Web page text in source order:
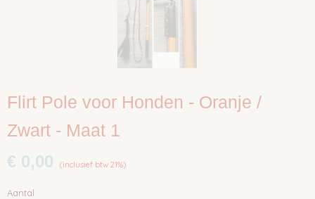
Flirt Pole voor Honden - Oranje /
Zwart - Maat 1
€ 0,00 (inclusief btw 21%)
Aantal